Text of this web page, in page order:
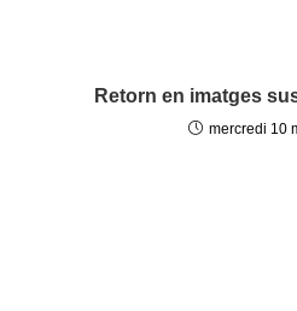
Retorn en imatges
mercredi 10